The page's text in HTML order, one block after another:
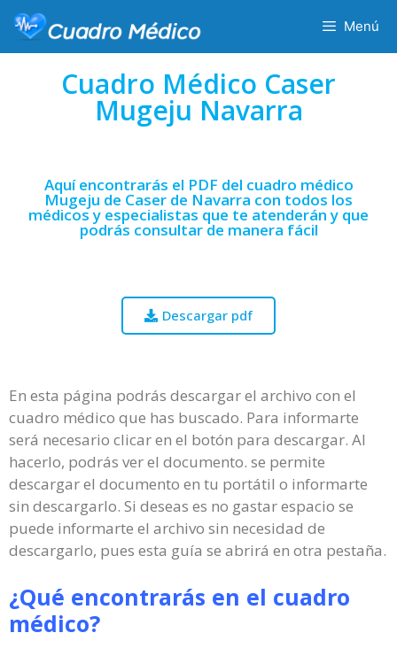
Menú
Cuadro Médico Caser
Mugeju Navarra
Aquí encontrarás el PDF del cuadro médico
Mugeju de Caser de Navarra con todos los
médicos y especialistas que te atenderán y que
podrás consultar de manera fácil
Descargar pdf
En esta página podrás descargar el archivo con el
cuadro médico que has buscado. Para informarte
será necesario clicar en el botón para descargar. Al
hacerlo, podrás ver el documento. se permite
descargar el documento en tu portátil o informarte
sin descargarlo. Si deseas es no gastar espacio se
puede informarte el archivo sin necesidad de
descargarlo, pues esta guía se abrirá en otra pestaña.
¿Qué encontrarás en el cuadro
médico?